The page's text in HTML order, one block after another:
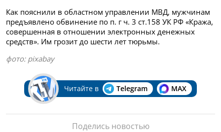
Как пояснили в областном управлении МВД, мужчинам
предъявлено обвинение по п. г ч. 3 ст.158 УК РФ «Кража,
совершенная в отношении электронных денежных
средств». Им грозит до шести лет тюрьмы.
фото: pixabay
Читайте в Telegram MAX
Поделись новостью